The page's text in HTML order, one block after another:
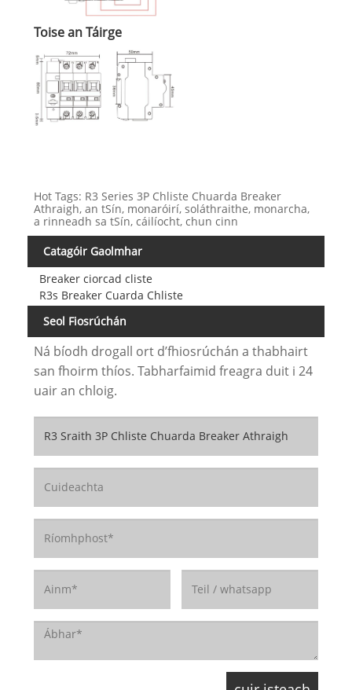
Toise an Táirge
Hot Tags: R3 Series 3P Chliste Chuarda Breaker
Athraigh, an tSín, monaróirí, soláthraithe, monarcha,
a rinneadh sa tSín, cáilíocht, chun cinn
Catagóir Gaolmhar
Breaker ciorcad cliste
R3s Breaker Cuarda Chliste
Seol Fiosrúchán
Ná bíodh drogall ort d’fhiosrúchán a thabhairt
san fhoirm thíos. Tabharfaimid freagra duit i 24
uair an chloig.